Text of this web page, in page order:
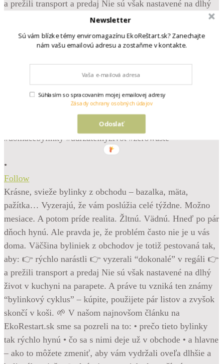
•
Follow
Krásne, svieže bylinky z obchodu – bazalka, mäta,
pažítka… Vyzerajú, že vám poslúžia celé týždne. Možno
mesiace. A potom príde realita. Žltnú. Vädnú. Hneď po pár
dňoch hynú. Ale pravda je, že problém často nie je u vás
doma. Väčšina byliniek z obchodov je totiž pestovaná tak,
aby: 👉 rýchlo narástli 👉 vyzerali “dokonalé” v regáli 👉
a prežili transport a predaj Nie sú však nastavené na dlhý
život v kuchyni na parapete. A práve tu vzniká ten známy
“bylinkový cyklus” – kúpite, použijete pár listov a zvyšok
skončí v koši. 🌱 V našom najnovšom článku na
EkoRestart.sk sme sa pozreli na to: • prečo tieto bylinky
tak rýchlo hynú • čo sa s nimi deje už v obchode • a hlavne
– ako to môžete zmeniť, aby vám vydržali oveľa dlhšie a
Newsletter
Sú vám blízke témy enviromagazínu EkoReštart.sk? Zanechajte
nám vašu emailovú adresu a zostaňme v kontakte.
Odoslať
Súhlasím so spracovaním mojej emailovej adresy
Zásady ochrany osobných údajov